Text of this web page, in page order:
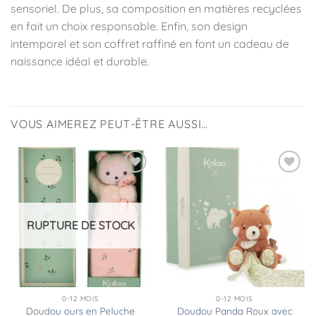
sensoriel. De plus, sa composition en matières recyclées
en fait un choix responsable. Enfin, son design
intemporel et son coffret raffiné en font un cadeau de
naissance idéal et durable.
VOUS AIMEREZ PEUT-ÊTRE AUSSI…
Ajouter
à la
liste
RUPTURE DE STOCK
0-12 MOIS
Doudou ours en Peluche
d’envies
0-12 MOIS
Doudou Panda Roux avec